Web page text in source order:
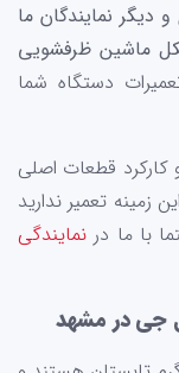
دیگر نمایندگان ما
ماشین ظرفشویی
دستگاه شما
قطعات اصلی
تعمیر ندارید
با ما در نمایندگی
جی در مشهد